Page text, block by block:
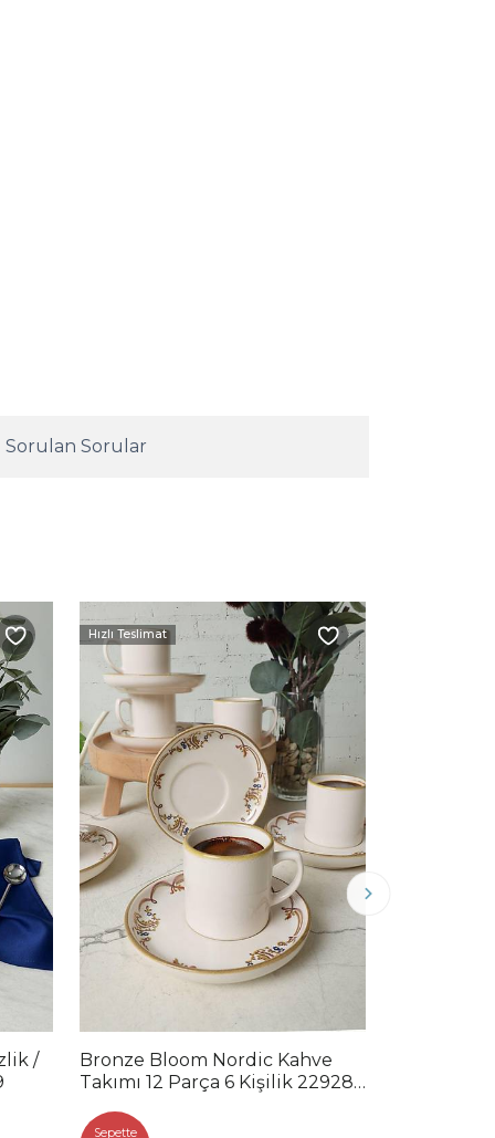
Sorulan Sorular
/
Hızlı Teslimat
Bronze Bloom Nordic Kahve
Takımı 12 Parça 6 Kişilik 22928-
Sepette